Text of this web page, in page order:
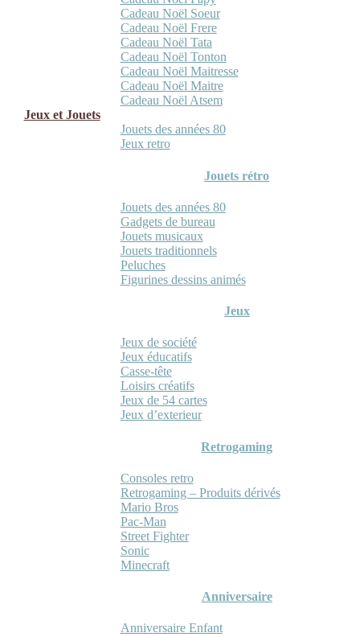
Cadeau Noël Soeur
Cadeau Noël Frere
Cadeau Noël Tata
Cadeau Noël Tonton
Cadeau Noël Maitresse
Cadeau Noël Maitre
Cadeau Noël Atsem
Jeux et Jouets
Jouets des années 80
Jeux retro
Jouets rétro
Jouets des années 80
Gadgets de bureau
Jouets musicaux
Jouets traditionnels
Peluches
Figurines dessins animés
Jeux
Jeux de société
Jeux éducatifs
Casse-tête
Loisirs créatifs
Jeux de 54 cartes
Jeux d’exterieur
Retrogaming
Consoles retro
Retrogaming – Produits dérivés
Mario Bros
Pac-Man
Street Fighter
Sonic
Minecraft
Anniversaire
Anniversaire Enfant